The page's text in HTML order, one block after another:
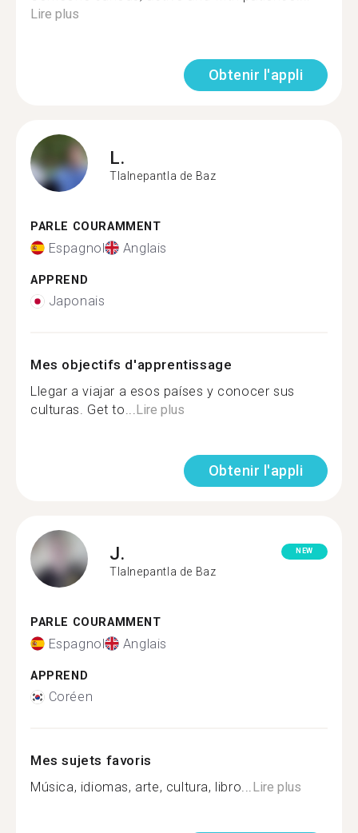
Lire plus
Obtenir l'appli
L.
Tlalnepantla de Baz
PARLE COURAMMENT
Espagnol Anglais
APPREND
Japonais
Mes objectifs d'apprentissage
Llegar a viajar a esos países y conocer sus
culturas. Get to...Lire plus
Obtenir l'appli
J.
Tlalnepantla de Baz
NEW
PARLE COURAMMENT
Espagnol Anglais
APPREND
Coréen
Mes sujets favoris
Música, idiomas, arte, cultura, libro...Lire plus